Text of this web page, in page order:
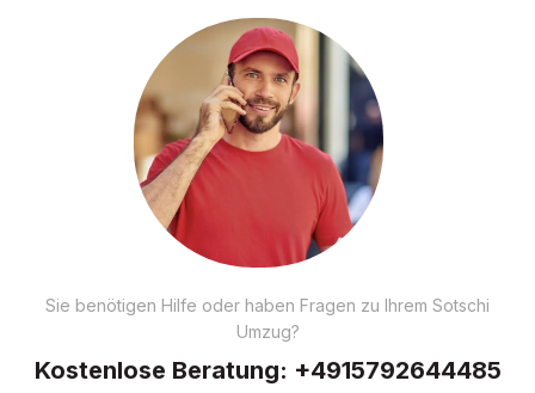
Sie benötigen Hilfe oder haben Fragen zu Ihrem Sotschi
Umzug?
Kostenlose Beratung: +4915792644485